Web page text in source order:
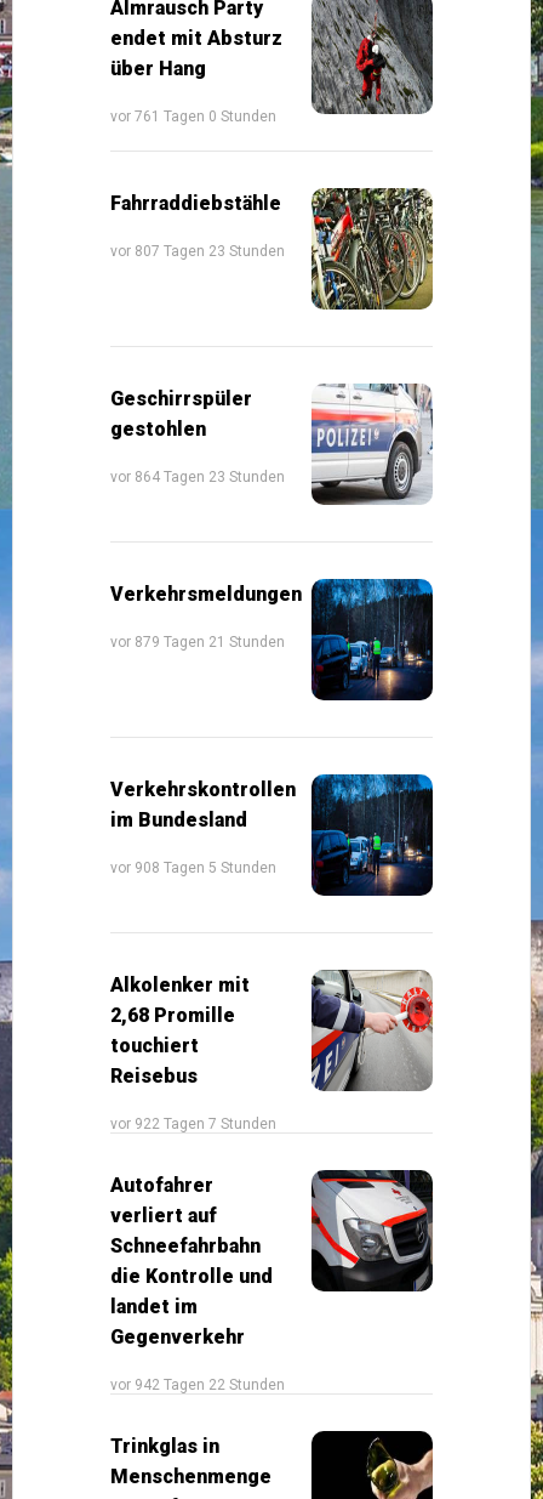
Almrausch Party
endet mit Absturz
über Hang
vor 761 Tagen 0 Stunden
Fahrraddiebstähle
vor 807 Tagen 23 Stunden
Geschirrspüler
gestohlen
vor 864 Tagen 23 Stunden
Verkehrsmeldungen
vor 879 Tagen 21 Stunden
Verkehrskontrollen
im Bundesland
vor 908 Tagen 5 Stunden
Alkolenker mit
2,68 Promille
touchiert
Reisebus
vor 922 Tagen 7 Stunden
Autofahrer
verliert auf
Schneefahrbahn
die Kontrolle und
landet im
Gegenverkehr
vor 942 Tagen 22 Stunden
Trinkglas in
Menschenmenge